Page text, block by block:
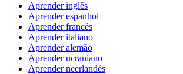
Aprender inglês
Aprender espanhol
Aprender francês
Aprender italiano
Aprender alemão
Aprender ucraniano
Aprender neerlandês